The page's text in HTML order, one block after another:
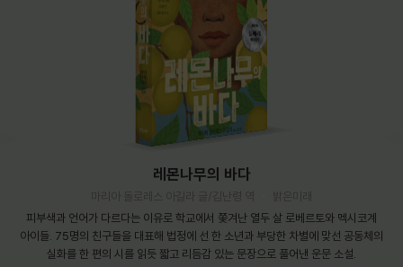
레몬나무의 바다
피부색과 언어가 다르다는 이유로 학교에서 쫓겨난 열두 살 로베르토와 멕시코계
아이들. 75명의 친구들을 대표해 법정에 선 한 소년과 부당한 차별에 맞선 공동체의
실화를 한 편의 시를 읽듯 짧고 리듬감 있는 문장으로 풀어낸 운문 소설.